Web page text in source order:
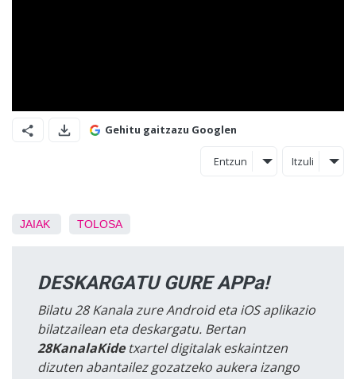
Gehitu gaitzazu Googlen
Entzun Itzuli
JAIAK TOLOSA
DESKARGATU GURE APPa!
Bilatu 28 Kanala zure Android eta iOS aplikazio
bilatzailean eta deskargatu. Bertan
28KanalaKidetxartel digitalak eskaintzen
dizuten abantailez gozatzeko aukera izango